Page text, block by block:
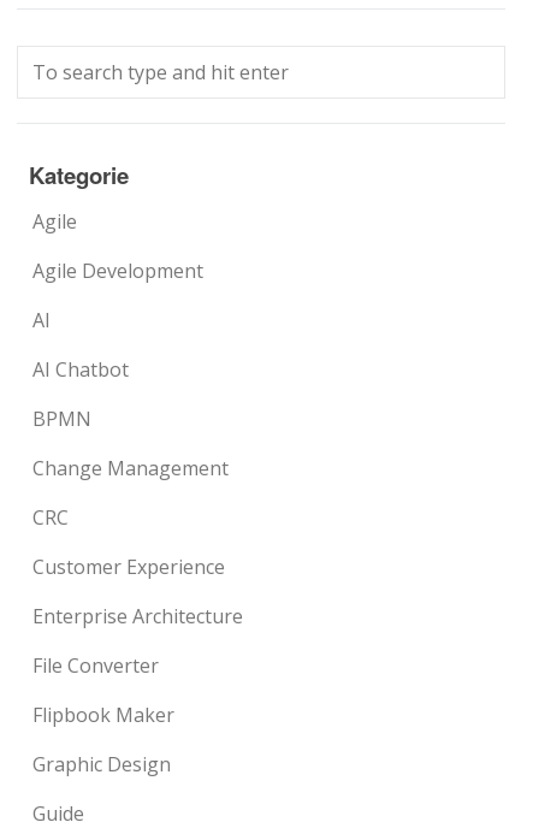
Kategorie
Agile
Agile Development
AI
AI Chatbot
BPMN
Change Management
CRC
Customer Experience
Enterprise Architecture
File Converter
Flipbook Maker
Graphic Design
Guide